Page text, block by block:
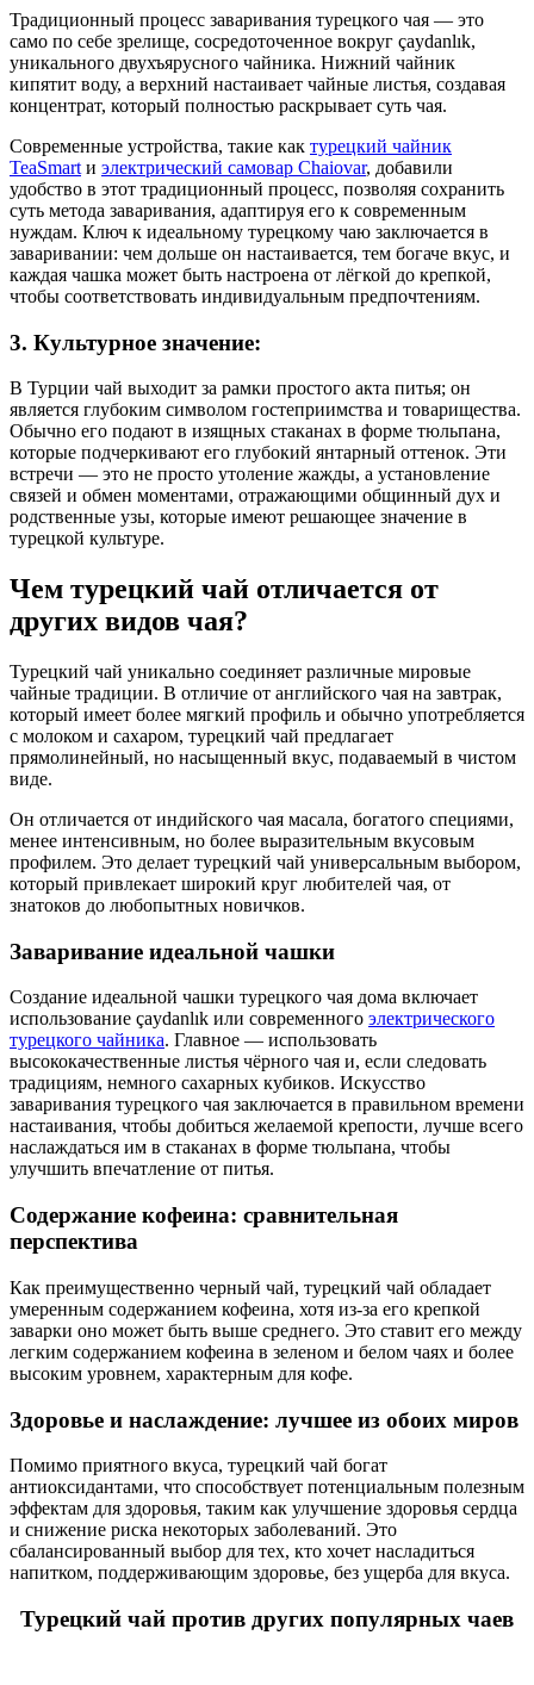
Традиционный процесс заваривания турецкого чая — это
само по себе зрелище, сосредоточенное вокруг çaydanlık,
уникального двухъярусного чайника. Нижний чайник
кипятит воду, а верхний настаивает чайные листья, создавая
концентрат, который полностью раскрывает суть чая.
Современные устройства, такие как турецкий чайник
TeaSmart и электрический самовар Chaiovar, добавили
удобство в этот традиционный процесс, позволяя сохранить
суть метода заваривания, адаптируя его к современным
нуждам. Ключ к идеальному турецкому чаю заключается в
заваривании: чем дольше он настаивается, тем богаче вкус, и
каждая чашка может быть настроена от лёгкой до крепкой,
чтобы соответствовать индивидуальным предпочтениям.
3. Культурное значение:
В Турции чай выходит за рамки простого акта питья; он
является глубоким символом гостеприимства и товарищества.
Обычно его подают в изящных стаканах в форме тюльпана,
которые подчеркивают его глубокий янтарный оттенок. Эти
встречи — это не просто утоление жажды, а установление
связей и обмен моментами, отражающими общинный дух и
родственные узы, которые имеют решающее значение в
турецкой культуре.
Чем турецкий чай отличается от
других видов чая?
Турецкий чай уникально соединяет различные мировые
чайные традиции. В отличие от английского чая на завтрак,
который имеет более мягкий профиль и обычно употребляется
с молоком и сахаром, турецкий чай предлагает
прямолинейный, но насыщенный вкус, подаваемый в чистом
виде.
Он отличается от индийского чая масала, богатого специями,
менее интенсивным, но более выразительным вкусовым
профилем. Это делает турецкий чай универсальным выбором,
который привлекает широкий круг любителей чая, от
знатоков до любопытных новичков.
Заваривание идеальной чашки
Создание идеальной чашки турецкого чая дома включает
использование çaydanlık или современного электрического
турецкого чайника. Главное — использовать
высококачественные листья чёрного чая и, если следовать
традициям, немного сахарных кубиков. Искусство
заваривания турецкого чая заключается в правильном времени
настаивания, чтобы добиться желаемой крепости, лучше всего
наслаждаться им в стаканах в форме тюльпана, чтобы
улучшить впечатление от питья.
Содержание кофеина: сравнительная
перспектива
Как преимущественно черный чай, турецкий чай обладает
умеренным содержанием кофеина, хотя из-за его крепкой
заварки оно может быть выше среднего. Это ставит его между
легким содержанием кофеина в зеленом и белом чаях и более
высоким уровнем, характерным для кофе.
Здоровье и наслаждение: лучшее из обоих миров
Помимо приятного вкуса, турецкий чай богат
антиоксидантами, что способствует потенциальным полезным
эффектам для здоровья, таким как улучшение здоровья сердца
и снижение риска некоторых заболеваний. Это
сбалансированный выбор для тех, кто хочет насладиться
напитком, поддерживающим здоровье, без ущерба для вкуса.
Турецкий чай против других популярных чаев